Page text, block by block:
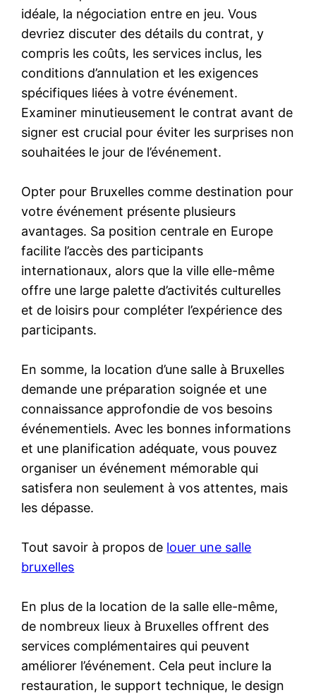
idéale, la négociation entre en jeu. Vous
devriez discuter des détails du contrat, y
compris les coûts, les services inclus, les
conditions d’annulation et les exigences
spécifiques liées à votre événement.
Examiner minutieusement le contrat avant de
signer est crucial pour éviter les surprises non
souhaitées le jour de l’événement.
Opter pour Bruxelles comme destination pour
votre événement présente plusieurs
avantages. Sa position centrale en Europe
facilite l’accès des participants
internationaux, alors que la ville elle-même
offre une large palette d’activités culturelles
et de loisirs pour compléter l’expérience des
participants.
En somme, la location d’une salle à Bruxelles
demande une préparation soignée et une
connaissance approfondie de vos besoins
événementiels. Avec les bonnes informations
et une planification adéquate, vous pouvez
organiser un événement mémorable qui
satisfera non seulement à vos attentes, mais
les dépasse.
Tout savoir à propos de louer une salle
bruxelles
En plus de la location de la salle elle-même,
de nombreux lieux à Bruxelles offrent des
services complémentaires qui peuvent
améliorer l’événement. Cela peut inclure la
restauration, le support technique, le design